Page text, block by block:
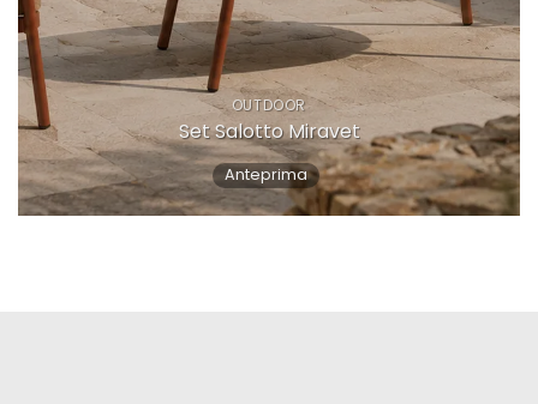
Email Address
OUTDOOR
Set Salotto Miravet
Anteprima